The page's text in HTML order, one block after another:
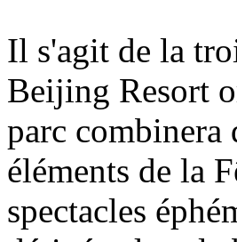
Il s'agit de la
Beijing Resort
parc combinera
éléments de la
spectacles